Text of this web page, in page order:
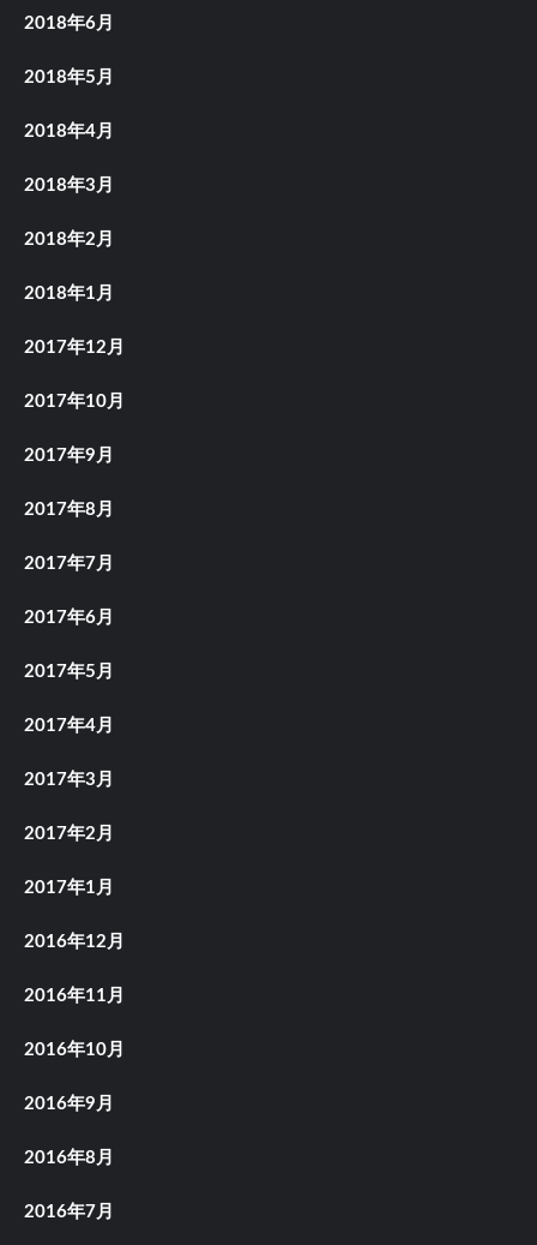
2018年6月
2018年5月
2018年4月
2018年3月
2018年2月
2018年1月
2017年12月
2017年10月
2017年9月
2017年8月
2017年7月
2017年6月
2017年5月
2017年4月
2017年3月
2017年2月
2017年1月
2016年12月
2016年11月
2016年10月
2016年9月
2016年8月
2016年7月